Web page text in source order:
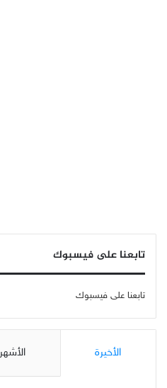
تابعنا على فيسبوك
تابعنا على فيسبوك
الأخيرة الأشهر